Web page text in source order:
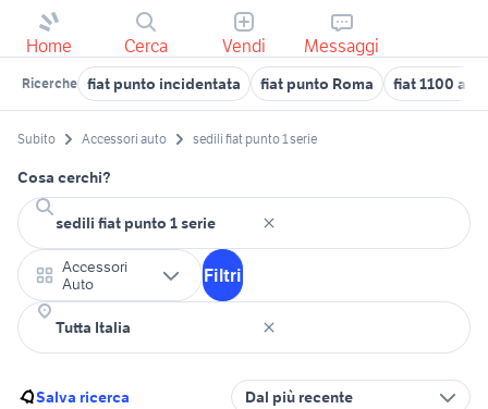
Home Cerca Vendi Messaggi
Ricerche fiat punto incidentata fiat punto Roma fiat 1100
Subito Accessori auto sedili fiat punto 1 serie
Cosa cerchi?
Accessori
Auto
Filtri
Salva ricerca Dal più recente